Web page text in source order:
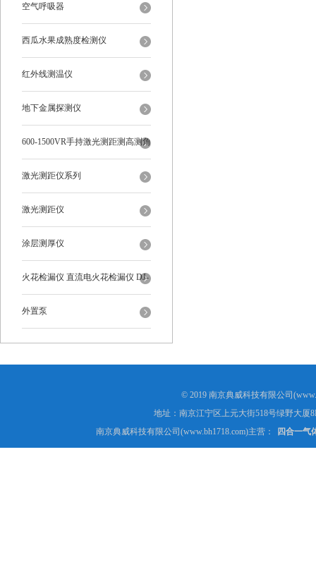
空气呼吸器
西瓜水果成熟度检测仪
红外线测温仪
地下金属探测仪
600-1500VR手持激光测距测高测角
多功能
激光测距仪系列
激光测距仪
涂层测厚仪
火花检漏仪 直流电火花检漏仪 DJ-
6-A型
外置泵
© 2019 南京典威科技有限公司
地址：南京江宁区上元大街518号绿野大厦
南京典威科技有限公司(www.bh1718.com)主营：
四合一气